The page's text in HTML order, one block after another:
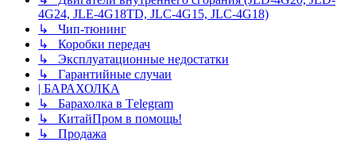
4G24, JLE-4G18TD, JLC-4G15, JLC-4G18)
↳ Чип-тюнинг
↳ Коробки передач
↳ Эксплуатационные недостатки
↳ Гарантийные случаи
| БАРАХОЛКА
↳ Барахолка в Tеlegram
↳ КитайПром в помощь!
↳ Продажа